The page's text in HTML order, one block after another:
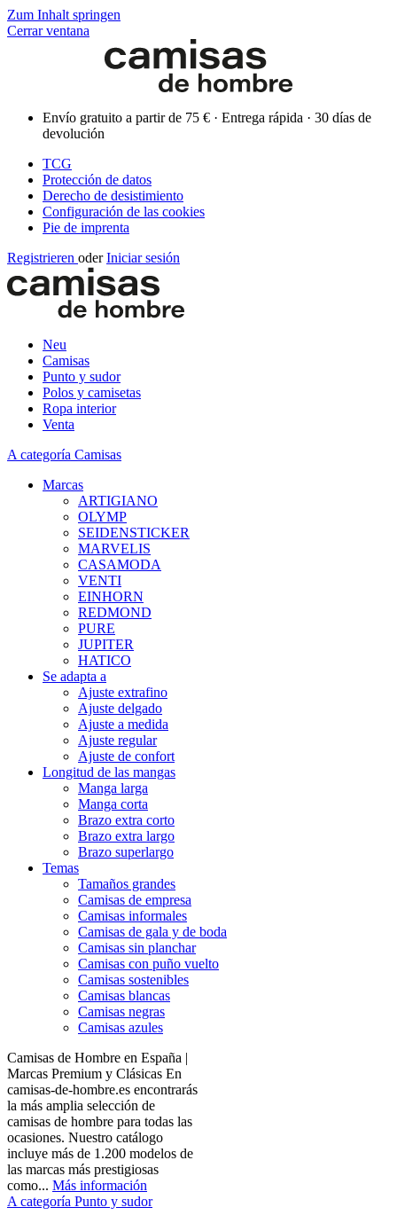
Zum Inhalt springen
Cerrar ventana
Envío gratuito a partir de 75 € · Entrega rápida · 30 días de
devolución
TCG
Protección de datos
Derecho de desistimiento
Configuración de las cookies
Pie de imprenta
Registrieren oder Iniciar sesión
Neu
Camisas
Punto y sudor
Polos y camisetas
Ropa interior
Venta
A categoría Camisas
Marcas
ARTIGIANO
OLYMP
SEIDENSTICKER
MARVELIS
CASAMODA
VENTI
EINHORN
REDMOND
PURE
JUPITER
HATICO
Se adapta a
Ajuste extrafino
Ajuste delgado
Ajuste a medida
Ajuste regular
Ajuste de confort
Longitud de las mangas
Manga larga
Manga corta
Brazo extra corto
Brazo extra largo
Brazo superlargo
Temas
Tamaños grandes
Camisas de empresa
Camisas informales
Camisas de gala y de boda
Camisas sin planchar
Camisas con puño vuelto
Camisas sostenibles
Camisas blancas
Camisas negras
Camisas azules
Camisas de Hombre en España |
Marcas Premium y Clásicas En
camisas-de-hombre.es encontrarás
la más amplia selección de
camisas de hombre para todas las
ocasiones. Nuestro catálogo
incluye más de 1.200 modelos de
las marcas más prestigiosas
como... Más información
A categoría Punto y sudor